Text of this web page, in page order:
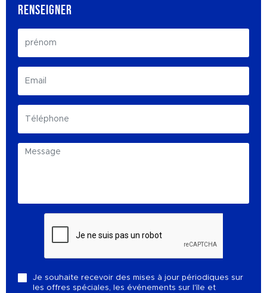
RENSEIGNER
Je souhaite recevoir des mises à jour périodiques sur
les offres spéciales, les événements sur l'île et